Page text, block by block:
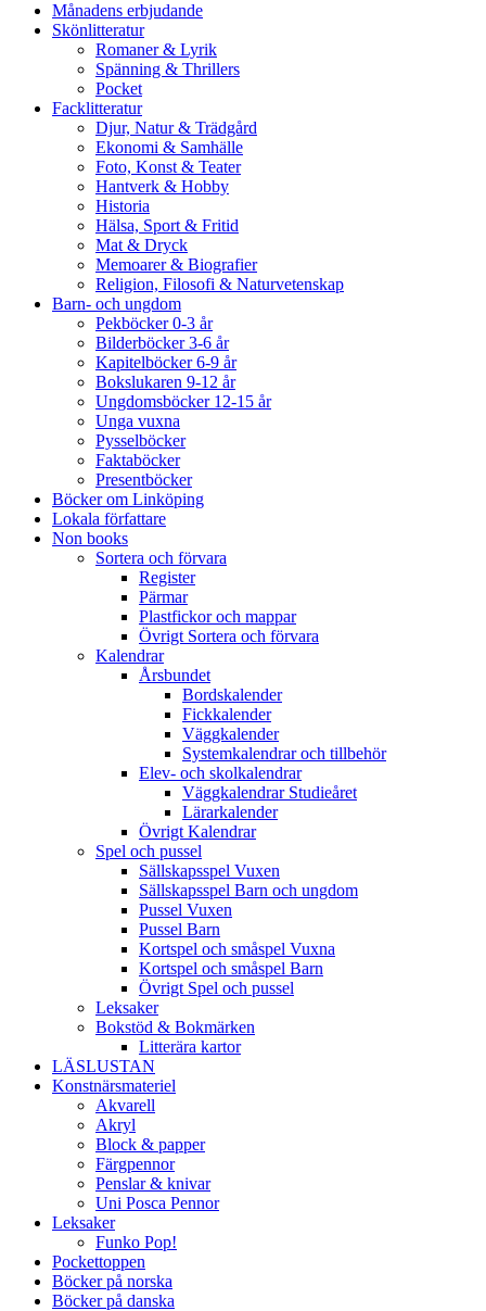
Månadens erbjudande
Skönlitteratur
Romaner & Lyrik
Spänning & Thrillers
Pocket
Facklitteratur
Djur, Natur & Trädgård
Ekonomi & Samhälle
Foto, Konst & Teater
Hantverk & Hobby
Historia
Hälsa, Sport & Fritid
Mat & Dryck
Memoarer & Biografier
Religion, Filosofi & Naturvetenskap
Barn- och ungdom
Pekböcker 0-3 år
Bilderböcker 3-6 år
Kapitelböcker 6-9 år
Bokslukaren 9-12 år
Ungdomsböcker 12-15 år
Unga vuxna
Pysselböcker
Faktaböcker
Presentböcker
Böcker om Linköping
Lokala författare
Non books
Sortera och förvara
Register
Pärmar
Plastfickor och mappar
Övrigt Sortera och förvara
Kalendrar
Årsbundet
Bordskalender
Fickkalender
Väggkalender
Systemkalendrar och tillbehör
Elev- och skolkalendrar
Väggkalendrar Studieåret
Lärarkalender
Övrigt Kalendrar
Spel och pussel
Sällskapsspel Vuxen
Sällskapsspel Barn och ungdom
Pussel Vuxen
Pussel Barn
Kortspel och småspel Vuxna
Kortspel och småspel Barn
Övrigt Spel och pussel
Leksaker
Bokstöd & Bokmärken
Litterära kartor
LÄSLUSTAN
Konstnärsmateriel
Akvarell
Akryl
Block & papper
Färgpennor
Penslar & knivar
Uni Posca Pennor
Leksaker
Funko Pop!
Pockettoppen
Böcker på norska
Böcker på danska